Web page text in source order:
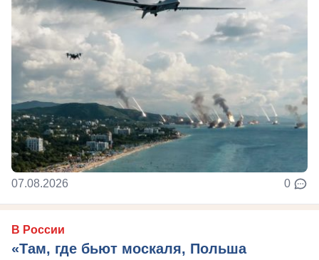
07.08.2026 0
В России
«Там, где бьют москаля, Польша